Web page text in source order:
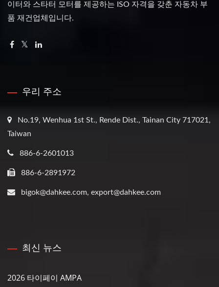
이터와 스타터 모터를 제공하는 ISO 자격을 갖춘 자동차 부
품 재건업체입니다.
우리 주소
No.19, Wenhua 1st St., Rende Dist., Tainan City 717021,
Taiwan
886-6-2601013
886-6-2891972
bigok@dahkee.com, export@dahkee.com
최신 뉴스
2026 타이페이 AMPA